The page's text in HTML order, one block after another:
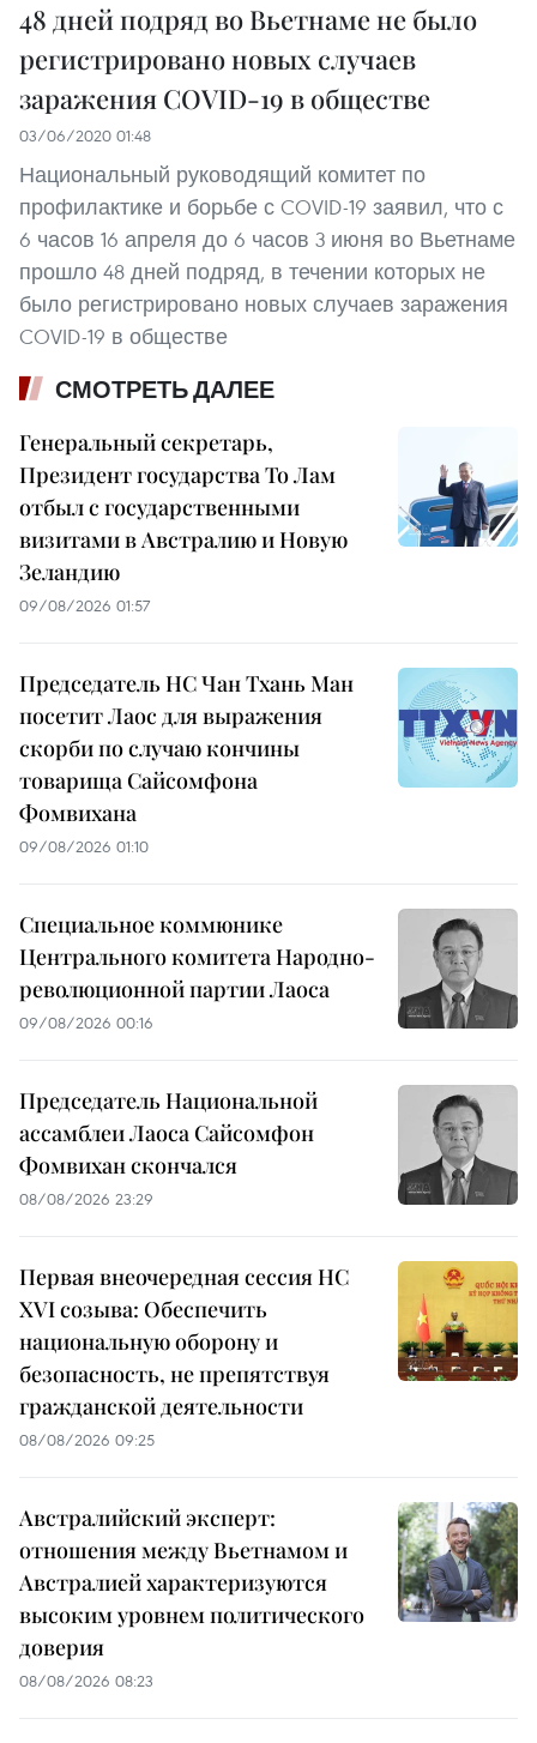
48 дней подряд во Вьетнаме не было
регистрировано новых случаев
заражения COVID-19 в обществе
03/06/2020 01:48
Национальный руководящий комитет по
профилактике и борьбе с COVID-19 заявил, что с
6 часов 16 апреля до 6 часов 3 июня во Вьетнаме
прошло 48 дней подряд, в течении которых не
было регистрировано новых случаев заражения
COVID-19 в обществе
СМОТРЕТЬ ДАЛЕЕ
Генеральный секретарь,
Президент государства То Лам
отбыл с государственными
визитами в Австралию и Новую
Зеландию
09/08/2026 01:57
Председатель НС Чан Тхань Ман
посетит Лаос для выражения
скорби по случаю кончины
товарища Сайсомфона
Фомвихана
09/08/2026 01:10
Специальное коммюнике
Центрального комитета Народно-
революционной партии Лаоса
09/08/2026 00:16
Председатель Национальной
ассамблеи Лаоса Сайсомфон
Фомвихан скончался
08/08/2026 23:29
Первая внеочередная сессия НС
XVI созыва: Обеспечить
национальную оборону и
безопасность, не препятствуя
гражданской деятельности
08/08/2026 09:25
Австралийский эксперт:
отношения между Вьетнамом и
Австралией характеризуются
высоким уровнем политического
доверия
08/08/2026 08:23